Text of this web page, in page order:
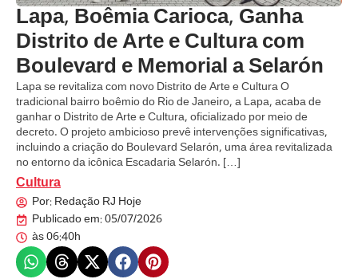
Lapa, Boêmia Carioca, Ganha
Distrito de Arte e Cultura com
Boulevard e Memorial a Selarón
Lapa se revitaliza com novo Distrito de Arte e Cultura O
tradicional bairro boêmio do Rio de Janeiro, a Lapa, acaba de
ganhar o Distrito de Arte e Cultura, oficializado por meio de
decreto. O projeto ambicioso prevê intervenções significativas,
incluindo a criação do Boulevard Selarón, uma área revitalizada
no entorno da icônica Escadaria Selarón. […]
Cultura
Por: Redação RJ Hoje
Publicado em:05/07/2026
às06:40h